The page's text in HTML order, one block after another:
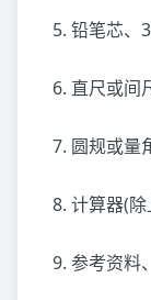
5. 铅笔芯、
6. 直尺或间
7. 圆规或量
8. 计算器(
9. 参考资料